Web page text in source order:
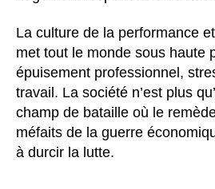
La culture de la performance
met tout le monde sous haute
épuisement professionnel,
travail. La société n’est plus
champ de bataille où le
méfaits de la guerre
à durcir la lutte.